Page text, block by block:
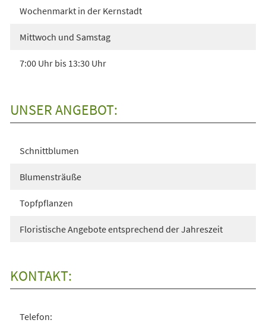
Wochenmarkt in der Kernstadt
Mittwoch und Samstag
7:00 Uhr bis 13:30 Uhr
UNSER ANGEBOT:
Schnittblumen
Blumensträuße
Topfpflanzen
Floristische Angebote entsprechend der Jahreszeit
KONTAKT:
Telefon: